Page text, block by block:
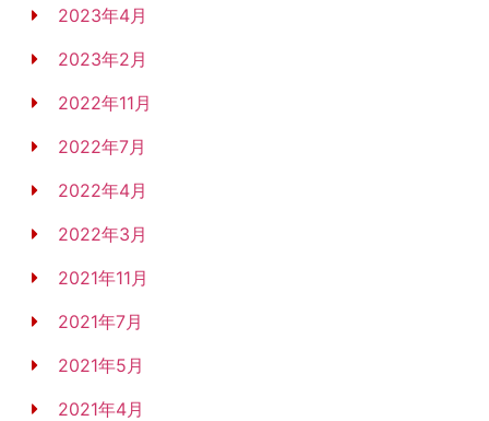
2023年4月
2023年2月
2022年11月
2022年7月
2022年4月
2022年3月
2021年11月
2021年7月
2021年5月
2021年4月